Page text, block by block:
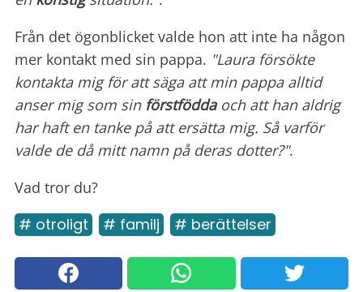
Från det ögonblicket valde hon att inte ha någon
mer kontakt med sin pappa. "Laura försökte
kontakta mig för att säga att min pappa alltid
anser mig som sin förstföddaoch att han aldrig
har haft en tanke på att ersätta mig. Så varför
valde de då mitt namn på deras dotter?".
Vad tror du?
# otroligt # familj # berättelser